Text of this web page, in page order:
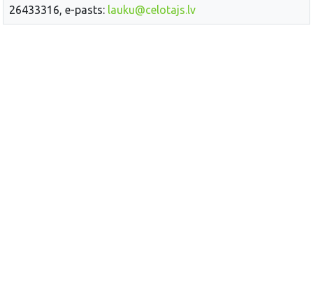
26433316, e-pasts: lauku@celotajs.lv